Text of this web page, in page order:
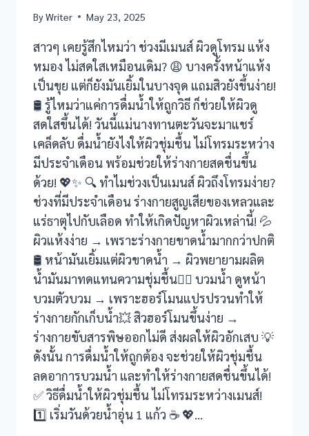
ByWriter May 23, 2025
สาวๆ เคยรู้สึกไหมว่า ช่วงมีเมนส์ ผิวดูโทรม แห้ง
หมอง ไม่สดใสเหมือนเดิม? 😩 บางครั้งหน้าแห้ง
เป็นขุย แต่ก็ยังมันเยิ้มในบางจุด แถมสิวยังขึ้นง่าย!
🛢️ รู้ไหมว่าแค่การดื่มน้ำให้ถูกวิธี ก็ช่วยให้ผิวดู
สดใสขึ้นได้! วันนี้แม่นางทานตะวันจะมาแชร์
เคล็ดลับ ดื่มน้ำยังไงให้ผิวชุ่มชื้น ไม่โทรมระหว่าง
มีประจำเดือน พร้อมช่วยให้ร่างกายสดชื่นขึ้น
ด้วย! 💖✨ 🔍 ทำไมช่วงเป็นเมนส์ ผิวถึงโทรมง่าย?
ช่วงที่มีประจำเดือน ร่างกายสูญเสียของเหลวและ
แร่ธาตุไปกับเลือด ทำให้เกิดปัญหาผิวเหล่านี้! 💦
ผิวแห้งง่าย → เพราะร่างกายขาดน้ำมากกว่าปกติ
🛢️ หน้ามันเยิ้มแต่ผิวขาดน้ำ → ผิวพยายามผลิต
น้ำมันมาทดแทนความชุ่มชื้น😵‍💫 บวมน้ำ ดูหน้า
บวมตัวบวม → เพราะฮอร์โมนแปรปรวนทำให้
ร่างกายกักเก็บน้ำ💥 สิวฮอร์โมนขึ้นง่าย →
ร่างกายขับสารพิษออกไม่ดี ส่งผลให้ผิวอักเสบ 💡
ดังนั้น การดื่มน้ำให้ถูกต้อง จะช่วยให้ผิวชุ่มชื้น
ลดอาการบวมน้ำ และทำให้ร่างกายสดชื่นขึ้นได้!
✅ วิธีดื่มน้ำให้ผิวชุ่มชื้น ไม่โทรมระหว่างเมนส์!
1️⃣ เริ่มวันด้วยน้ำอุ่น 1 แก้ว ☕ 💖…